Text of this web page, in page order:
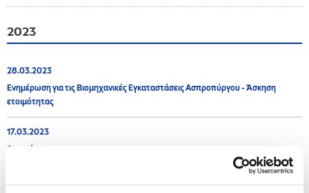
2023
28.03.2023
Ενημέρωση για τις Βιομηχανικές Εγκαταστάσεις Ασπροπύργου - Άσκηση
ετοιμότητας
17.03.2023
Ανακοίνωση